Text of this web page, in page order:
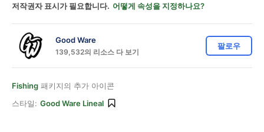
저작권자 표시가 필요합니다. 어떻게 속성을 지정하나요?
Good Ware
139,532의 리소스 다 보기
팔로우
Fishing 패키지의 추가 아이콘
스타일: Good Ware Lineal